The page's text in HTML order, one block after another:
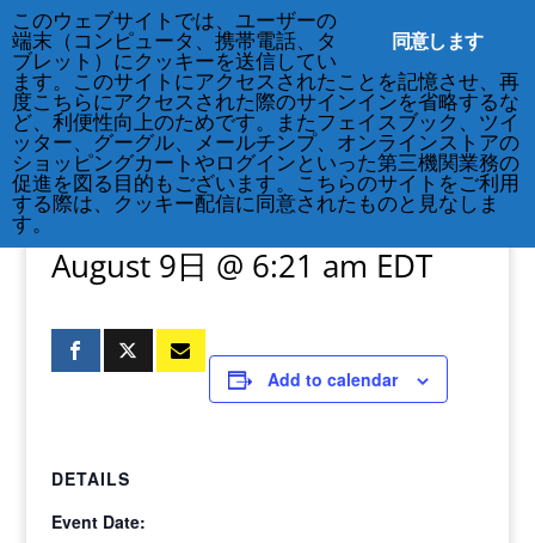
212-677-8621 info@crsny.org
« All Events
Calise Simone
August 9日 @ 6:21 am EDT
Add to calendar
DETAILS
Event Date:
同意します
このウェブサイトでは、ユーザーの
端末（コンピュータ、携帯電話、タ
ブレット）にクッキーを送信してい
ます。このサイトにアクセスされたことを記憶させ、再
度こちらにアクセスされた際のサインインを省略するな
ど、利便性向上のためです。またフェイスブック、ツイ
ッター、グーグル、メールチンプ、オンラインストアの
ショッピングカートやログインといった第三機関業務の
促進を図る目的もございます。こちらのサイトをご利用
する際は、クッキー配信に同意されたものと見なしま
す。